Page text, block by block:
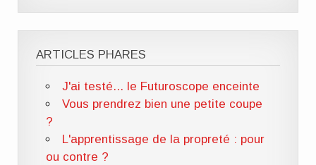
ARTICLES PHARES
J'ai testé... le Futuroscope enceinte
Vous prendrez bien une petite coupe
?
L'apprentissage de la propreté : pour
ou contre ?